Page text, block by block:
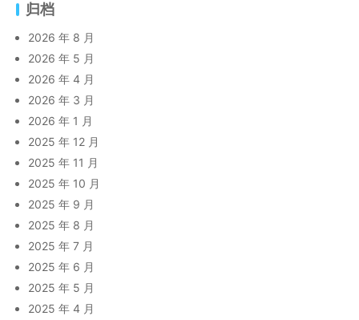
归档
2026 年 8 月
2026 年 5 月
2026 年 4 月
2026 年 3 月
2026 年 1 月
2025 年 12 月
2025 年 11 月
2025 年 10 月
2025 年 9 月
2025 年 8 月
2025 年 7 月
2025 年 6 月
2025 年 5 月
2025 年 4 月